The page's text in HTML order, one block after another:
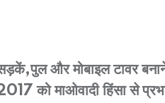
और मोबाइल टावर
को माओवादी हिंसा से